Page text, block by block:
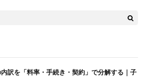
訳を「料率・手続き・契約」で分解する｜子